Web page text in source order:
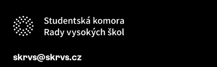
skrvs@skrvs.cz